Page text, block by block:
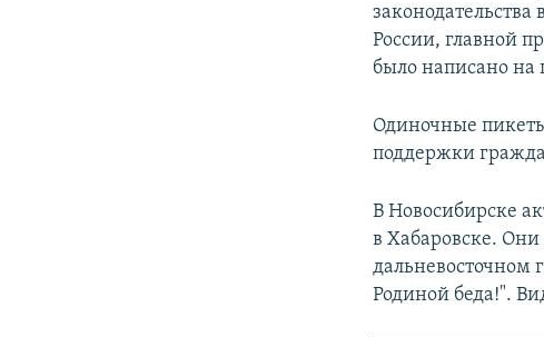
законодательства
России, главной
было написано на
Одиночные
поддержки
В Новосибирске
в Хабаровске.
дальневосточном
Родиной беда!".